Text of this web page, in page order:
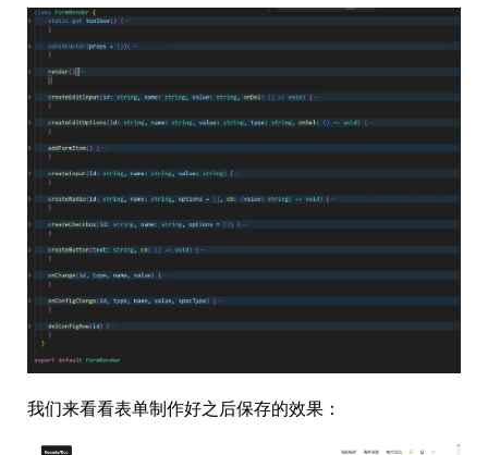
我们来看看表单制作好之后保存的效果：